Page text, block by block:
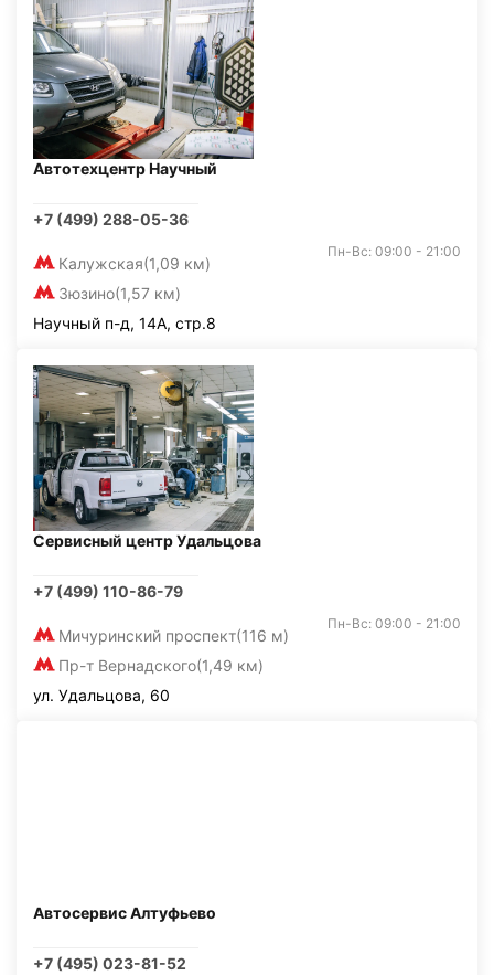
Автотехцентр Научный
+7 (499) 288-05-36
Калужская(1,09 км)
Зюзино(1,57 км)
Пн-Вс: 09:00 - 21:00
Научный п-д, 14А, стр.8
Сервисный центр Удальцова
+7 (499) 110-86-79
Мичуринский проспект(116 м)
Пр-т Вернадского(1,49 км)
Пн-Вс: 09:00 - 21:00
ул. Удальцова, 60
Автосервис Алтуфьево
+7 (495) 023-81-52